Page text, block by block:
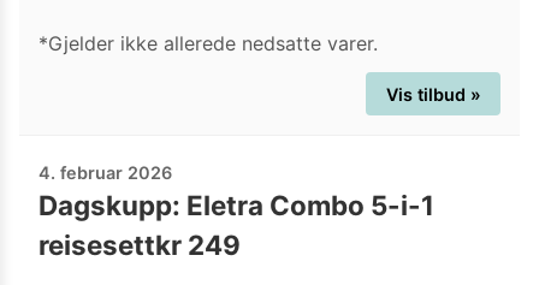
*Gjelder ikke allerede nedsatte varer.
Vis tilbud »
4. februar 2026
Dagskupp: Eletra Combo 5-i-1
reisesettkr 249